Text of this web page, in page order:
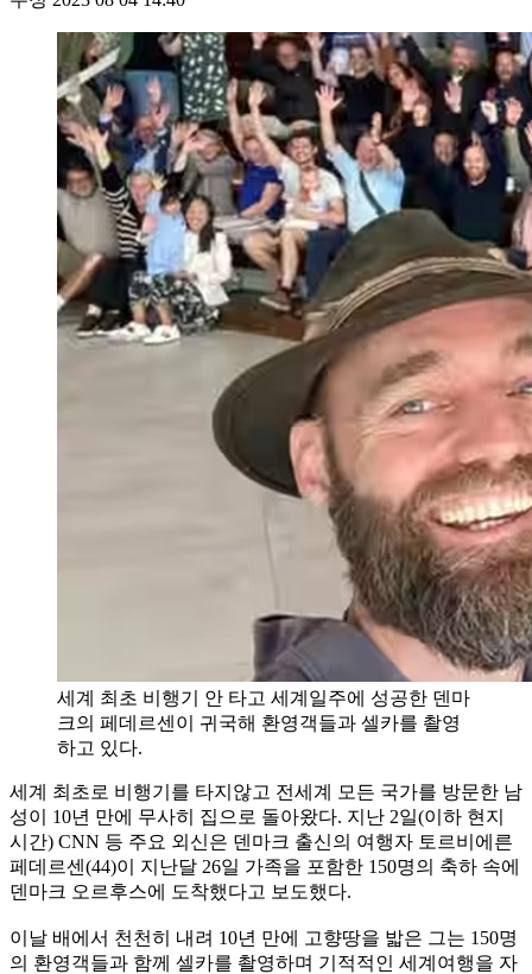
세계 최초 비행기 안 타고 세계일주에 성공한 덴마
크의 페데르센이 귀국해 환영객들과 셀카를 촬영
하고 있다.
세계 최초로 비행기를 타지않고 전세계 모든 국가를 방문한 남
성이 10년 만에 무사히 집으로 돌아왔다. 지난 2일(이하 현지
시간) CNN 등 주요 외신은 덴마크 출신의 여행자 토르비에른
페데르센(44)이 지난달 26일 가족을 포함한 150명의 축하 속에
덴마크 오르후스에 도착했다고 보도했다.
이날 배에서 천천히 내려 10년 만에 고향땅을 밟은 그는 150명
의 환영객들과 함께 셀카를 촬영하며 기적적인 세계여행을 자